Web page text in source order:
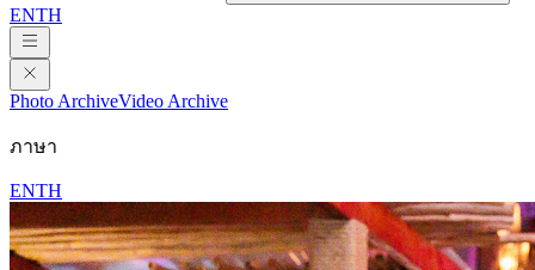
ENTH
Photo ArchiveVideo Archive
ภาษา
ENTH